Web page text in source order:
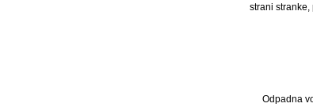
strani
Odpadna